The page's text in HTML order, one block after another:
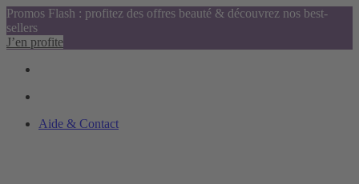
Promos Flash : profitez des offres beauté & découvrez nos best-
sellers
J’en profite
Aide & Contact